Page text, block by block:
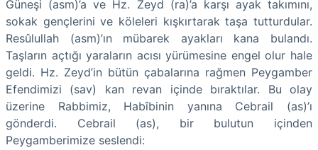
Güneşi (asm)’a ve Hz. Zeyd (ra)’a karşı ayak takımını,
sokak gençlerini ve köleleri kışkırtarak taşa tutturdular.
Resûlullah (asm)’ın mübarek ayakları kana bulandı.
Taşların açtığı yaraların acısı yürümesine engel olur hale
geldi. Hz. Zeyd’in bütün çabalarına rağmen Peygamber
Efendimizi (sav) kan revan içinde bıraktılar. Bu olay
üzerine Rabbimiz, Habîbinin yanına Cebrail (as)’ı
gönderdi. Cebrail (as), bir bulutun içinden
Peygamberimize seslendi: